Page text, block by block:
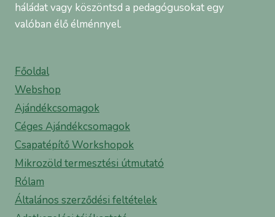
háládat vagy köszöntsd a pedagógusokat egy
valóban élő élménnyel.
Főoldal
Webshop
Ajándékcsomagok
Céges Ajándékcsomagok
Csapatépítő Workshopok
Mikrozöld termesztési útmutató
Rólam
Általános szerződési feltételek